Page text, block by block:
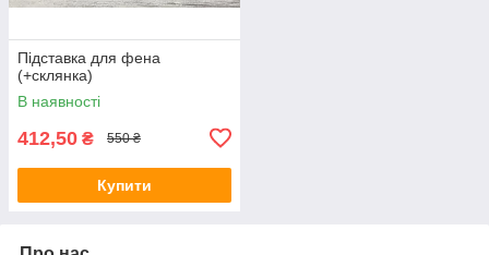
Підставка для фена
(+склянка)
В наявності
412,50 ₴ 550 ₴
Купити